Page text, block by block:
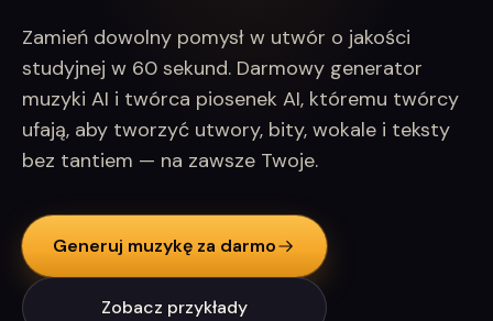
Zamień dowolny pomysł w utwór o jakości
studyjnej w 60 sekund. Darmowy generator
muzyki AI i twórca piosenek AI, któremu twórcy
ufają, aby tworzyć utwory, bity, wokale i teksty
bez tantiem — na zawsze Twoje.
Generuj muzykę za darmo
Zobacz przykłady